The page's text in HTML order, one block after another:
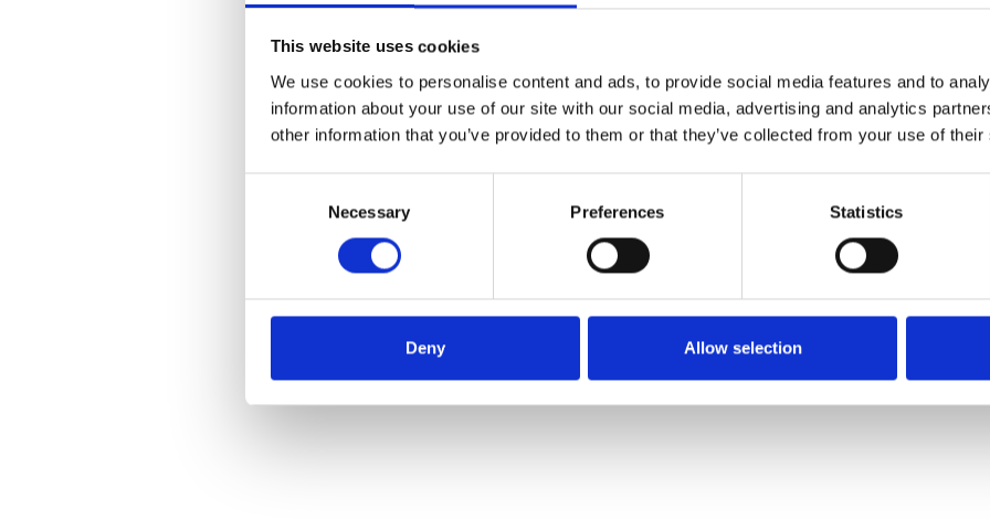
This website uses cookies
We use cookies to personalise content and ads, to provide social media features and to
information about your use of our site with our social media, advertising and analytics
other information that you’ve provided to them or that they’ve collected from your use of
Necessary Preferences Statistics
Deny Allow selection